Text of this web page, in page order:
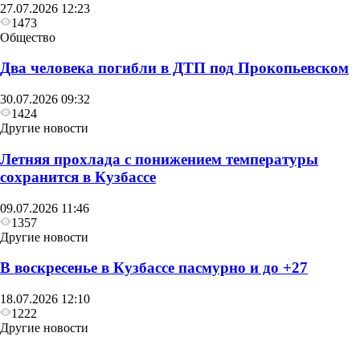
27.07.2026 12:23
1473
Общество
Два человека погибли в ДТП под Прокопьевском
30.07.2026 09:32
1424
Другие новости
Летняя прохлада с понижением температуры
сохранится в Кузбассе
09.07.2026 11:46
1357
Другие новости
В воскресенье в Кузбассе пасмурно и до +27
18.07.2026 12:10
1222
Другие новости